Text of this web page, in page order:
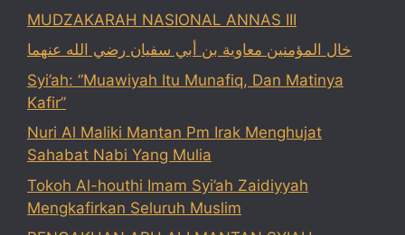
MUDZAKARAH NASIONAL ANNAS III
خال المؤمنين معاوية بن أبي سفيان رضي الله عنهما
Syi’ah: “Muawiyah Itu Munafiq, Dan Matinya
Kafir”
Nuri Al Maliki Mantan Pm Irak Menghujat
Sahabat Nabi Yang Mulia
Tokoh Al-houthi Imam Syi’ah Zaidiyyah
Mengkafirkan Seluruh Muslim